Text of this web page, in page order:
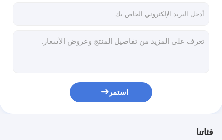
استمر
فئاتنا